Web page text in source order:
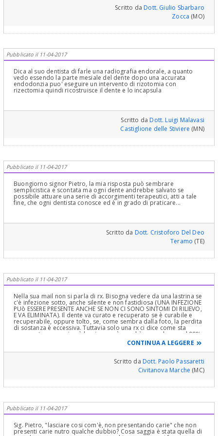
Scritto daDott. Giulio Sbarbaro
Zocca (MO)
Pubblicato il 11-04-2017
Dica al suo dentista di farle una radiografia endorale, a quanto
vedo essendo la parte mesiale del dente dopo una accurata
endodonzia puo' eseguire un intervento di rizotomia con
rizectomia quindi ricostruisce il dente e lo incapsula
Scritto daDott. Luigi Malavasi
Castiglione delle Stiviere (MN)
Pubblicato il 11-04-2017
Buongiorno signor Pietro, la mia risposta può sembrare
semplicistica e scontata ma ogni dente andrebbe salvato se
possibile attuare una serie di accorgimenti terapeutici, atti a tale
fine, che ogni dentista conosce ed è in grado di praticare...
Scritto da Dott. Cristoforo Del Deo
Teramo (TE)
Pubblicato il 11-04-2017
Nella sua mail non si parla di rx. Bisogna vedere da una lastrina se
c'è infezione sotto, anche silente e non fastidiosa (UNA INFEZIONE
PUò ESSERE PRESENTE ANCHE SE NON CI SONO SINTOMI DI RILIEVO,
E VA ELIMINATA). Il dente va curato e recuperato se è curabile e
recuperabile, oppure tolto, se, come sembra dalla foto, la perdita
di sostanza è eccessiva. Tuttavia solo una rx ci dice come sta
veramente, e non si può lasciare così, perchè secondo me, al 99%
sotto c'è qualcosa che non va, granulomi etc. O si cura o si toglie
CONTINUA A LEGGERE
Scritto daDott. Paolo Passaretti
Civitanova Marche (MC)
Pubblicato il 11-04-2017
Sig. Pietro, "lasciare cosi com'è, non presentando carie" che non
presenti carie nutro qualche dubbio? Cosa saggia è stata quella di